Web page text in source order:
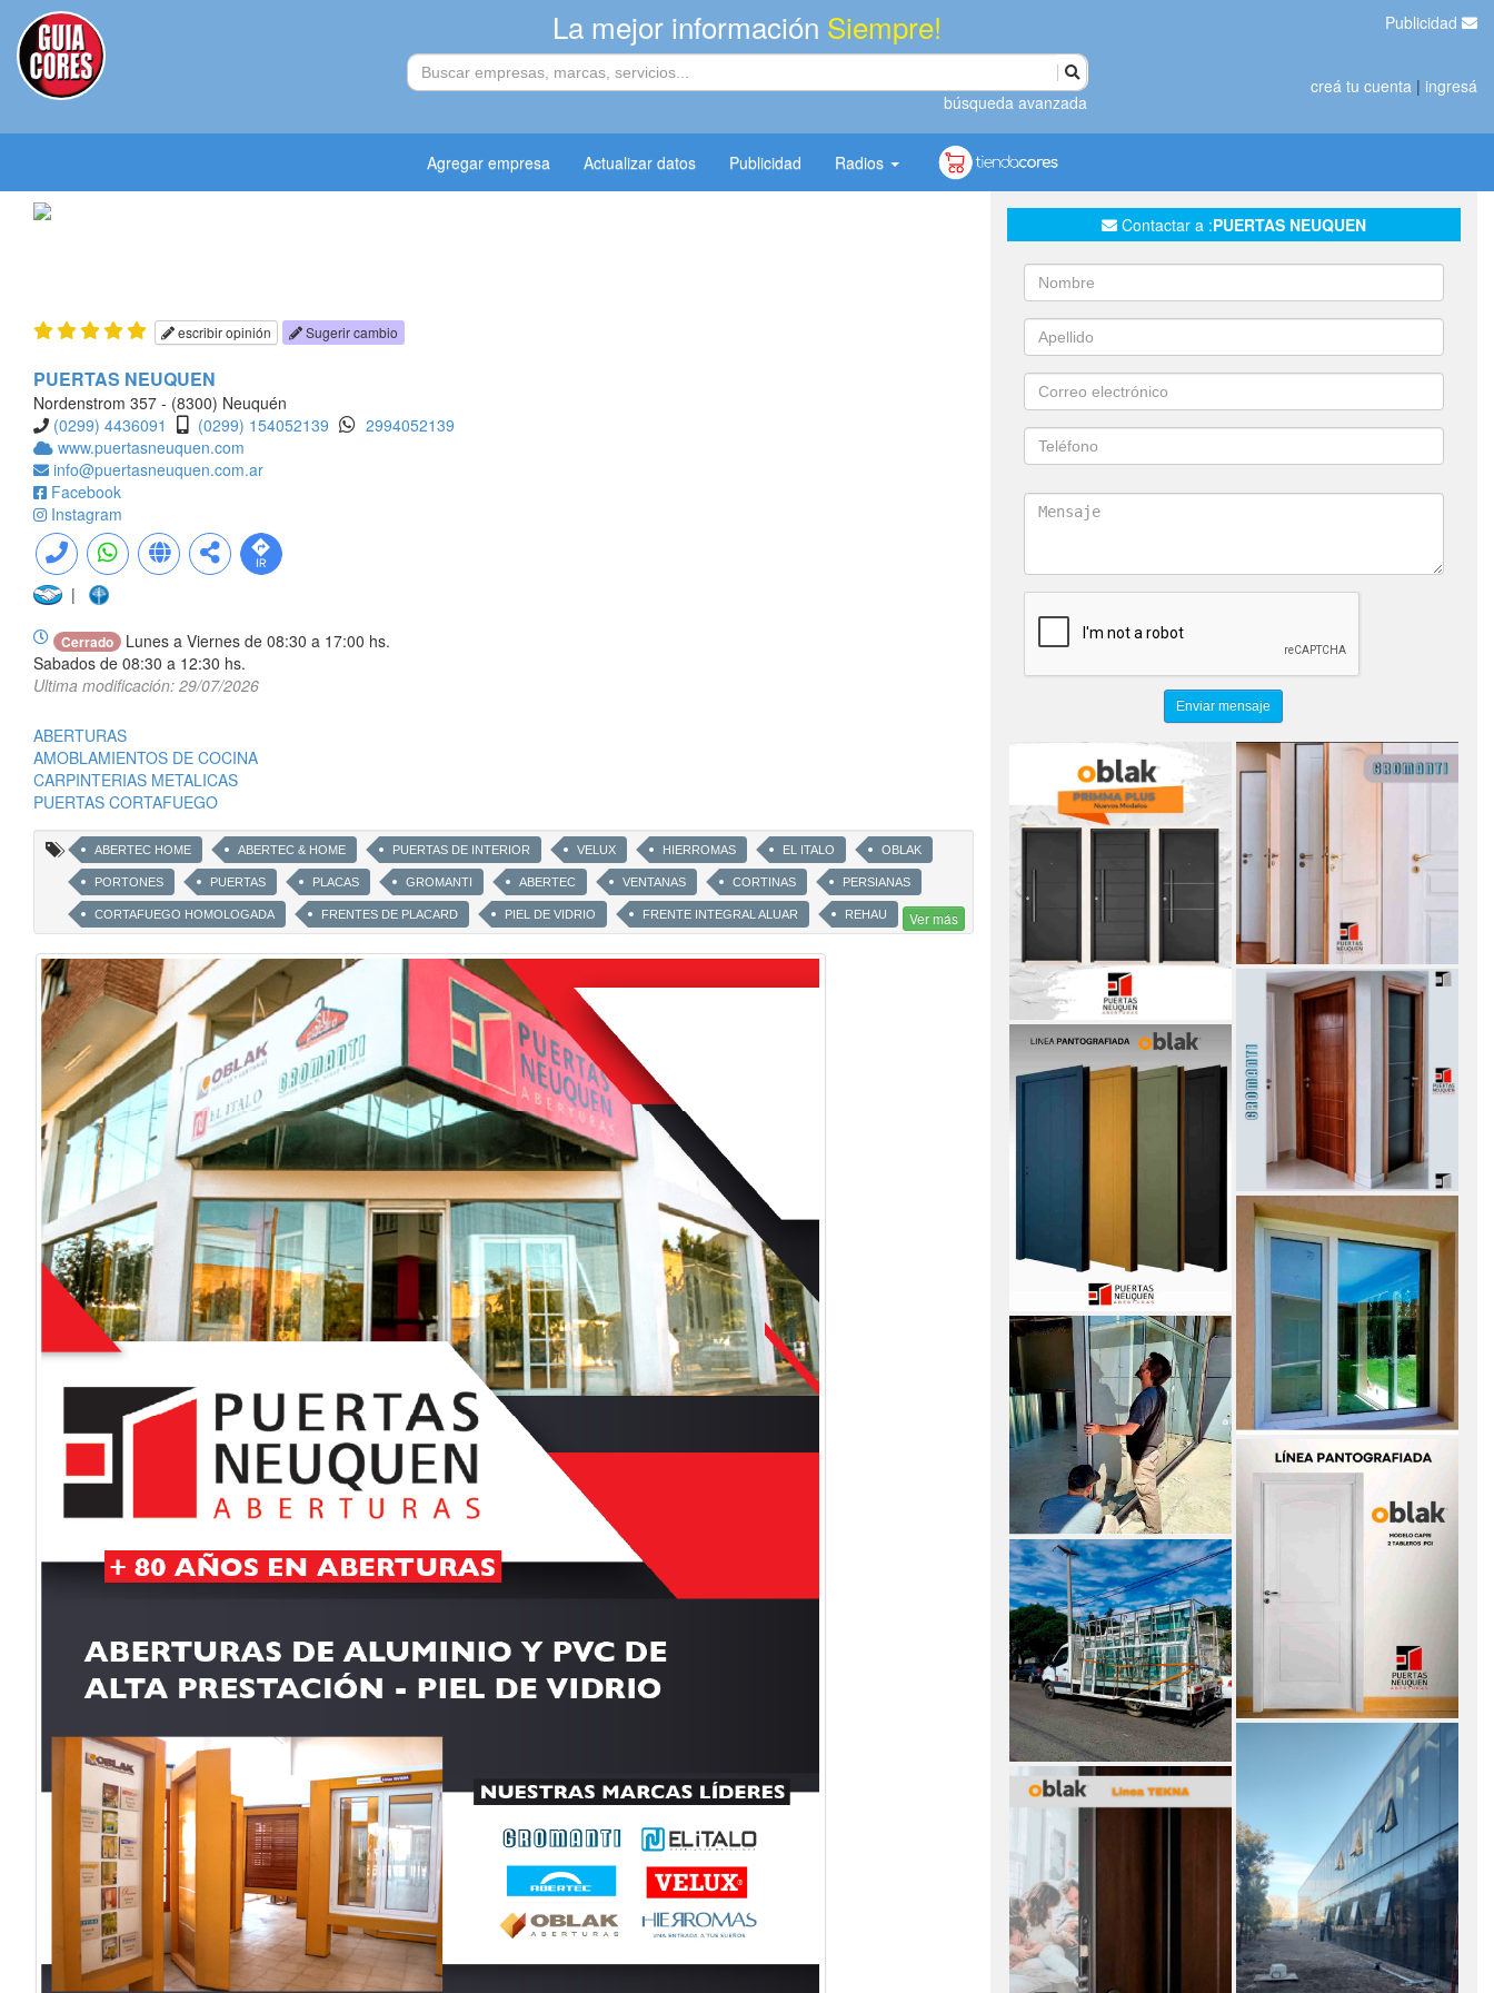
La mejor información Siempre!
búsqueda avanzada
Publicidad
creá tu cuenta | ingresá
Agregar empresa Actualizar datos Publicidad Radios
escribir opinión Sugerir cambio
PUERTAS NEUQUEN
Nordenstrom 357 - (8300) Neuquén
(0299) 4436091
(0299) 154052139
2994052139
www.puertasneuquen.com
info@puertasneuquen.com.ar
Facebook
Instagram
|
Cerrado
Lunes a Viernes de 08:30 a 17:00 hs.
Sabados de 08:30 a 12:30 hs.
Ultima modificación: 29/07/2026
ABERTURAS
AMOBLAMIENTOS DE COCINA
CARPINTERIAS METALICAS
PUERTAS CORTAFUEGO
ABERTEC HOME ABERTEC & HOME PUERTAS DE INTERIOR VELUX HIERROMAS EL ITALO OBLAK
PORTONES PUERTAS PLACAS GROMANTI ABERTEC VENTANAS CORTINAS PERSIANAS
CORTAFUEGO HOMOLOGADA FRENTES DE PLACARD PIEL DE VIDRIO FRENTE INTEGRAL ALUAR REHAU Ver más
Contactar a :PUERTAS NEUQUEN